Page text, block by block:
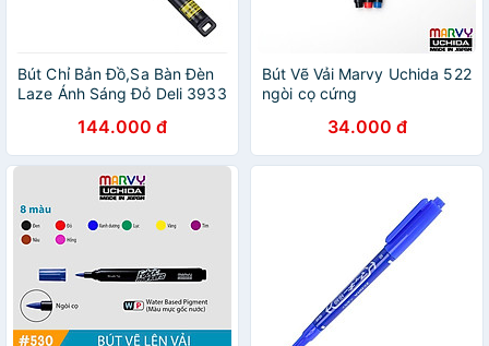
Bút Chỉ Bản Đồ,Sa Bàn Đèn
Laze Ánh Sáng Đỏ Deli 3933
144.000 đ
Bút Vẽ Vải Marvy Uchida 522
ngòi cọ cứng
34.000 đ